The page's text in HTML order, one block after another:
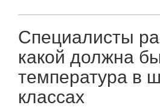
Специалисты
какой должна
температура в
классах